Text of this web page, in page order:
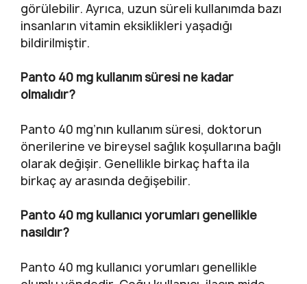
görülebilir. Ayrıca, uzun süreli kullanımda bazı
insanların vitamin eksiklikleri yaşadığı
bildirilmiştir.
Panto 40 mg kullanım süresi ne kadar
olmalıdır?
Panto 40 mg’nın kullanım süresi, doktorun
önerilerine ve bireysel sağlık koşullarına bağlı
olarak değişir. Genellikle birkaç hafta ila
birkaç ay arasında değişebilir.
Panto 40 mg kullanıcı yorumları genellikle
nasıldır?
Panto 40 mg kullanıcı yorumları genellikle